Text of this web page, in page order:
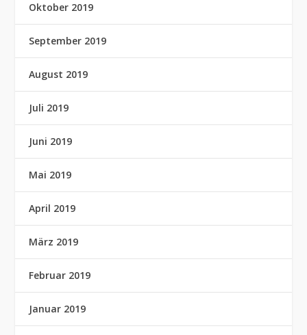
Oktober 2019
September 2019
August 2019
Juli 2019
Juni 2019
Mai 2019
April 2019
März 2019
Februar 2019
Januar 2019